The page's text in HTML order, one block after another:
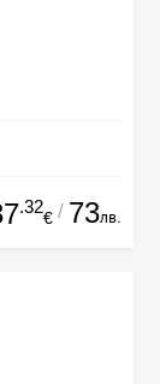
.32
€ / 73лв.